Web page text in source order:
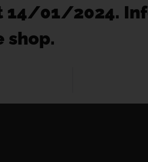
14/01/2024.
shop.